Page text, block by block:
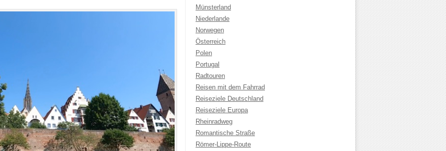
Münsterland
Niederlande
Norwegen
Österreich
Polen
Portugal
Radtouren
Reisen mit dem Fahrrad
Reiseziele Deutschland
Reiseziele Europa
Rheinradweg
Romantische Straße
Römer-Lippe-Route